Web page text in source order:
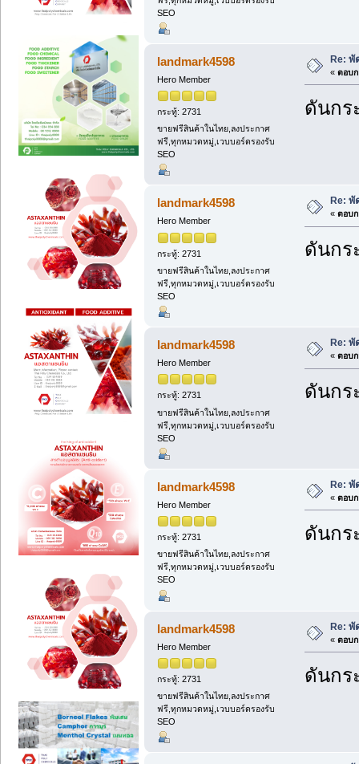
SEO
landmark4598
Hero Member
กระทู้: 2731
ขายฟรีสินค้าในไทย,ลงประกาศ
ฟรี,ทุกหมวดหมู่,เวบบอร์ดรองรับ
SEO
Re: พั
« ตอบก
ดันกร
landmark4598
Hero Member
กระทู้: 2731
ขายฟรีสินค้าในไทย,ลงประกาศ
ฟรี,ทุกหมวดหมู่,เวบบอร์ดรองรับ
SEO
Re:
« ตอบก
ดันกร
landmark4598
Hero Member
กระทู้: 2731
ขายฟรีสินค้าในไทย,ลงประกาศ
ฟรี,ทุกหมวดหมู่,เวบบอร์ดรองรับ
SEO
Re:
« ตอบก
ดันกร
landmark4598
Hero Member
กระทู้: 2731
ขายฟรีสินค้าในไทย,ลงประกาศ
ฟรี,ทุกหมวดหมู่,เวบบอร์ดรองรับ
SEO
Re: พั
« ตอบก
ดันกร
landmark4598
Hero Member
กระทู้: 2731
ขายฟรีสินค้าในไทย,ลงประกาศ
ฟรี,ทุกหมวดหมู่,เวบบอร์ดรองรับ
SEO
Re: พั
« ตอบก
ดันกร